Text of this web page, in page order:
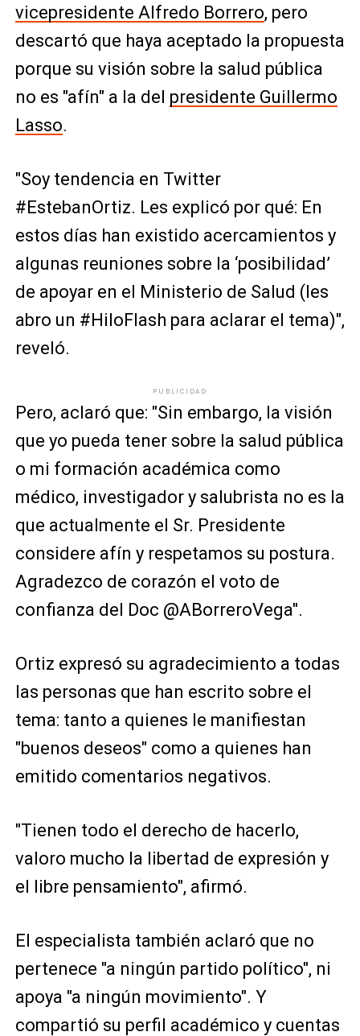
vicepresidente Alfredo Borrero, pero
descartó que haya aceptado la propuesta
porque su visión sobre la salud pública
no es "afín" a la del presidente Guillermo
Lasso.
"Soy tendencia en Twitter
#EstebanOrtiz. Les explicó por qué: En
estos días han existido acercamientos y
algunas reuniones sobre la ‘posibilidad’
de apoyar en el Ministerio de Salud (les
abro un #HiloFlash para aclarar el tema)",
reveló.
PUBLICIDAD
Pero, aclaró que: "Sin embargo, la visión
que yo pueda tener sobre la salud pública
o mi formación académica como
médico, investigador y salubrista no es la
que actualmente el Sr. Presidente
considere afín y respetamos su postura.
Agradezco de corazón el voto de
confianza del Doc @ABorreroVega".
Ortiz expresó su agradecimiento a todas
las personas que han escrito sobre el
tema: tanto a quienes le manifiestan
"buenos deseos" como a quienes han
emitido comentarios negativos.
"Tienen todo el derecho de hacerlo,
valoro mucho la libertad de expresión y
el libre pensamiento", afirmó.
El especialista también aclaró que no
pertenece "a ningún partido político", ni
apoya "a ningún movimiento". Y
compartió su perfil académico y cuentas